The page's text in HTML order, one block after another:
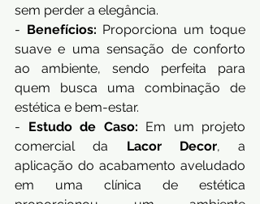
sem perder a elegância.
- Benefícios: Proporciona um toque
suave e uma sensação de conforto
ao ambiente, sendo perfeita para
quem busca uma combinação de
estética e bem-estar.
- Estudo de Caso: Em um projeto
comercial da Lacor Decor, a
aplicação do acabamento aveludado
em uma clínica de estética